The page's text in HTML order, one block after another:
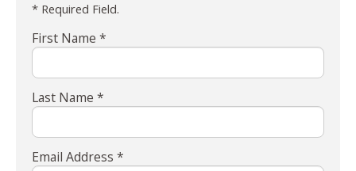
* Required Field.
First Name *
Last Name *
Email Address *